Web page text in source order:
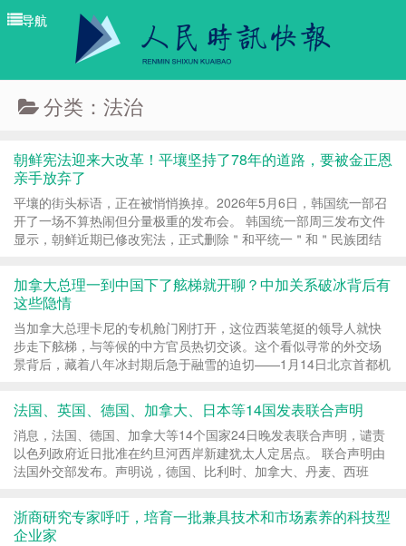
导航
导航
分类：法治
朝鲜宪法迎来大改革！平壤坚持了78年的道路，要被金正恩
亲手放弃了
平壤的街头标语，正在被悄悄换掉。2026年5月6日，韩国统一部召
开了一场不算热闹但分量极重的发布会。 韩国统一部周三发布文件
显示，朝鲜近期已修改宪法，正式删除＂和平统一＂和＂民族团结
加拿大总理一到中国下了舷梯就开聊？中加关系破冰背后有
这些隐情
当加拿大总理卡尼的专机舱门刚打开，这位西装笔挺的领导人就快
步走下舷梯，与等候的中方官员热切交谈。这个看似寻常的外交场
景背后，藏着八年冰封期后急于融雪的迫切——1月14日北京首都机
法国、英国、德国、加拿大、日本等14国发表联合声明
消息，法国、德国、加拿大等14个国家24日晚发表联合声明，谴责
以色列政府近日批准在约旦河西岸新建犹太人定居点。 联合声明由
法国外交部发布。声明说，德国、比利时、加拿大、丹麦、西班
浙商研究专家呼吁，培育一批兼具技术和市场素养的科技型
企业家